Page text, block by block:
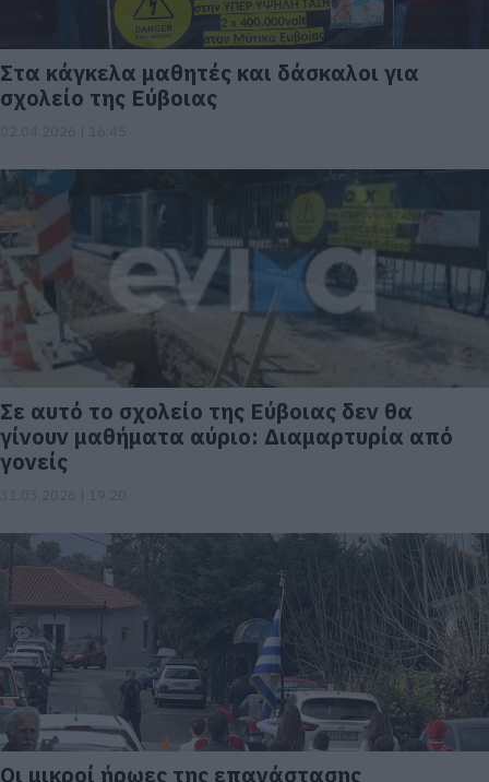
Στα κάγκελα μαθητές και δάσκαλοι για
σχολείο της Εύβοιας
Σε αυτό το σχολείο της Εύβοιας δεν θα
γίνουν μαθήματα αύριο: Διαμαρτυρία από
γονείς
Οι μικροί ήρωες της επανάστασης